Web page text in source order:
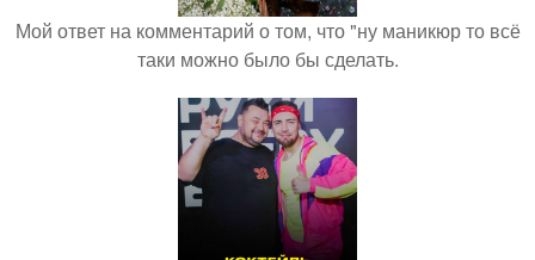
Мой ответ на комментарий о том, что "ну маникюр то всё
таки можно было бы сделать.